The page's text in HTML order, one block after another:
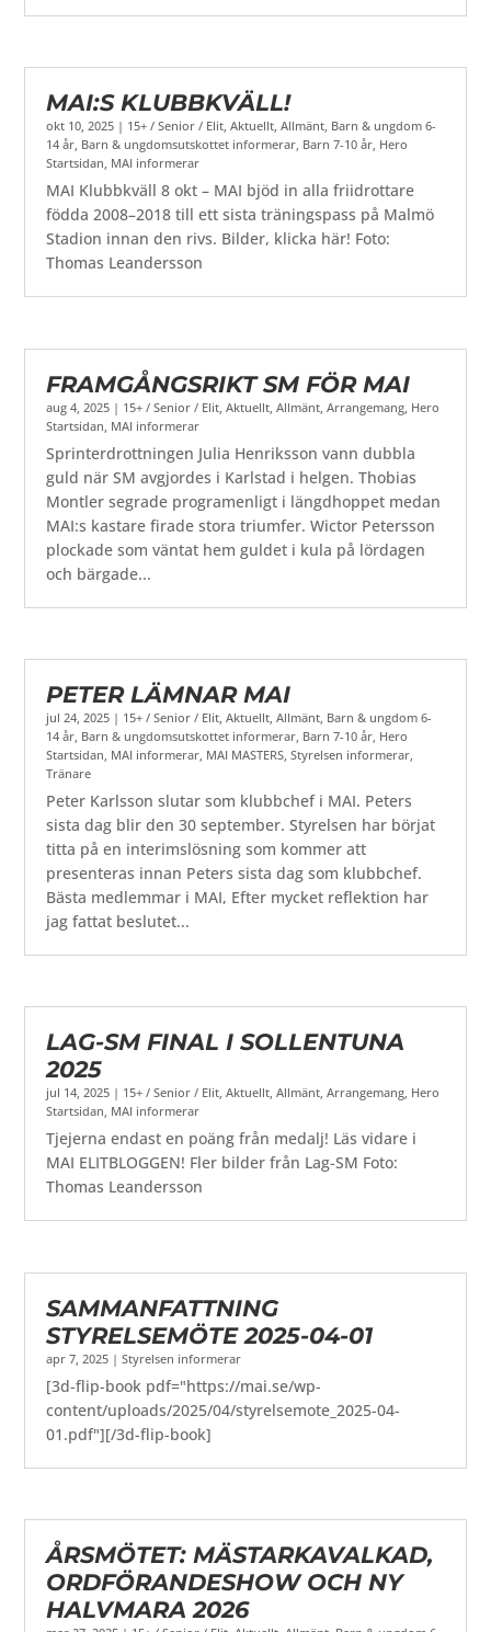
MAI:S KLUBBKVÄLL!
okt 10, 2025 | 15+ / Senior / Elit,Aktuellt,Allmänt, Barn & ungdom 6-
14 år, Barn & ungdomsutskottet informerar, Barn 7-10 år, Hero
Startsidan, MAI informerar
MAI Klubbkväll 8 okt – MAI bjöd in alla friidrottare
födda 2008–2018 till ett sista träningspass på Malmö
Stadion innan den rivs. Bilder, klicka här! Foto:
Thomas Leandersson
FRAMGÅNGSRIKT SM FÖR MAI
aug 4, 2025 | 15+ / Senior / Elit ,Aktuellt ,Allmänt ,Arrangemang Hero
Startsidan MAI informerar
Sprinterdrottningen Julia Henriksson vann dubbla
guld när SM avgjordes i Karlstad i helgen. Thobias
Montler segrade programenligt i längdhoppet medan
MAI:s kastare firade stora triumfer. Wictor Petersson
plockade som väntat hem guldet i kula på lördagen
och bärgade...
PETER LÄMNAR MAI
jul 24, 2025 | 15+ / Senior / Elit ,Aktuellt ,Allmänt Barn & ungdom 6-
14 år Barn & ungdomsutskottet informerar Barn 7-10 år Hero
Startsidan MAI informerar MAI MASTERS ,Styrelsen informerar
Tränare
Peter Karlsson slutar som klubbchef i MAI. Peters
sista dag blir den 30 september. Styrelsen har börjat
titta på en interimslösning som kommer att
presenteras innan Peters sista dag som klubbchef.
Bästa medlemmar i MAI, Efter mycket reflektion har
jag fattat beslutet...
LAG-SM FINAL I SOLLENTUNA
2025
jul 14, 2025 | 15+ / Senior / Elit,Aktuellt,Allmänt,Arrangemang, Hero
Startsidan, MAI informerar
Tjejerna endast en poäng från medalj! Läs vidare i
MAI ELITBLOGGEN! Fler bilder från Lag-SM Foto:
Thomas Leandersson
SAMMANFATTNING
STYRELSEMÖTE 2025-04-01
apr 7, 2025 |Styrelsen informerar
[3d-flip-book pdf="https://mai.se/wp-
content/uploads/2025/04/styrelsemote_2025-04-
01.pdf"][/3d-flip-book]
ÅRSMÖTET: MÄSTARKAVALKAD,
ORDFÖRANDESHOW OCH NY
HALVMARA 2026